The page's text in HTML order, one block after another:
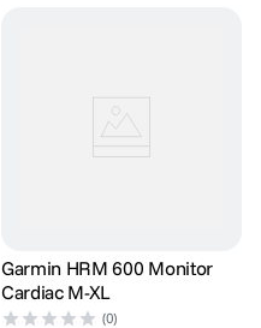
Garmin HRM 600 Monitor
Cardiac M-XL
(0)